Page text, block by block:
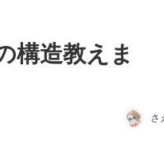
構造教えま
さ